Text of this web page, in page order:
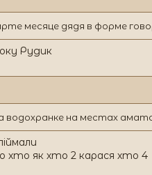
месяце дядя в форме
Рудик
на местах
хто як хто 2 карася хто 4